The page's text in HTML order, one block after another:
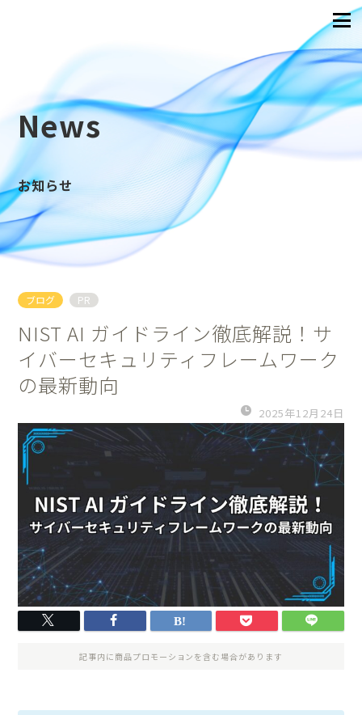
News
お知らせ
ブログ PR
NIST AI ガイドライン徹底解説！サ
イバーセキュリティフレームワーク
の最新動向
2025年12月24日
記事内に商品プロモーションを含む場合があります